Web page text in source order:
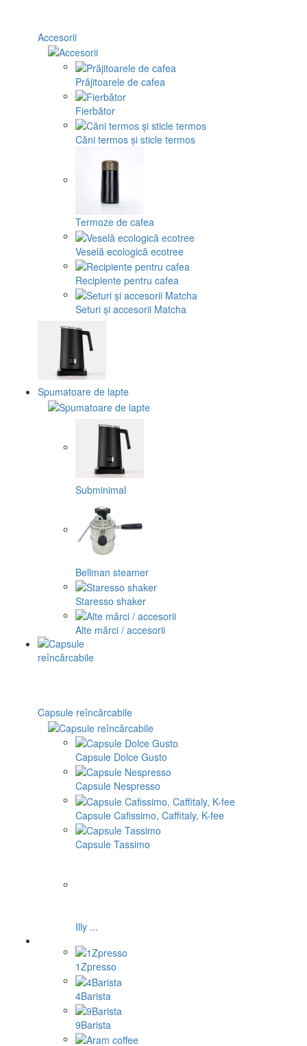
Accesorii
Prăjitoarele de cafea
Fierbător
Căni termos și sticle termos
Termoze de cafea
Veselă ecologică ecotree
Recipiente pentru cafea
Seturi și accesorii Matcha
Spumatoare de lapte
Subminimal
Bellman steamer
Staresso shaker
Alte mărci / accesorii
Capsule reîncărcabile
Capsule Dolce Gusto
Capsule Nespresso
Capsule Cafissimo, Caffitaly, K-fee
Capsule Tassimo
Illy ...
1Zpresso
4Barista
9Barista